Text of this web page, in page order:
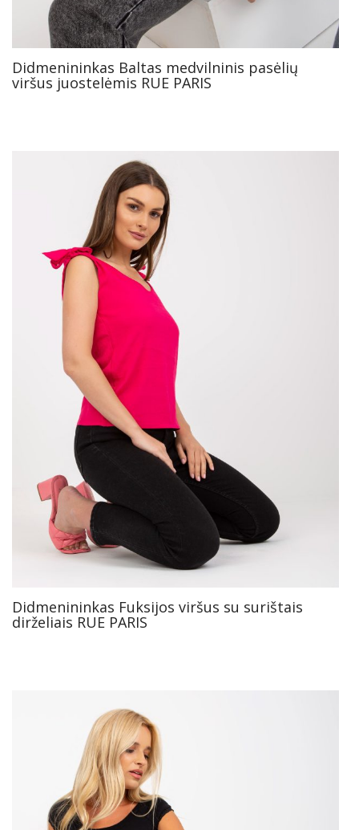
Didmenininkas Baltas medvilninis pasėlių
viršus juostelėmis RUE PARIS
Didmenininkas Fuksijos viršus su surištais
dirželiais RUE PARIS